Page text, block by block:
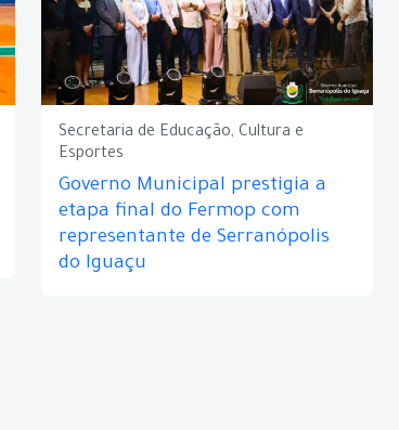
Secretaria de Educação, Cultura e
Esportes
Governo Municipal prestigia a
etapa final do Fermop com
representante de Serranópolis
do Iguaçu